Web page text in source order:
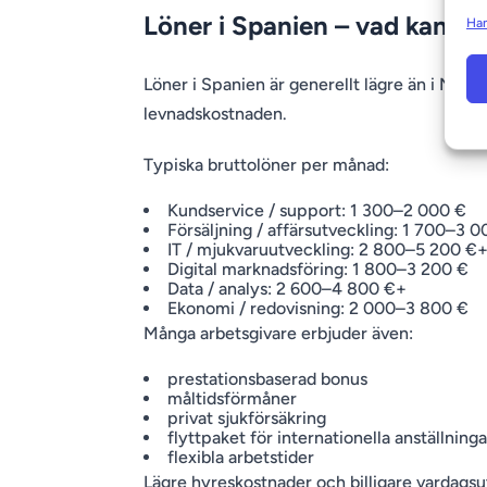
Löner i Spanien – vad kan
Löner i Spanien är generellt lägre än i
levnadskostnaden.
Typiska bruttolöner per månad:
Kundservice / support: 1 300–2 000 €
Försäljning / affärsutveckling: 1 700–3
IT / mjukvaruutveckling: 2 800–5 200 €+
Digital marknadsföring: 1 800–3 200 €
Data / analys: 2 600–4 800 €+
Ekonomi / redovisning: 2 000–3 800 €
Många arbetsgivare erbjuder även:
prestationsbaserad bonus
måltidsförmåner
privat sjukförsäkring
flyttpaket för internationella
flexibla arbetstider
Lägre hyreskostnader och billigare